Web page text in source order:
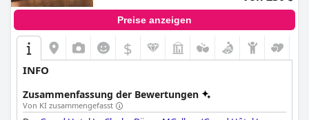
Preise anzeigen
$
INFO
Zusammenfassung der Bewertungen
Von KI zusammengefasst